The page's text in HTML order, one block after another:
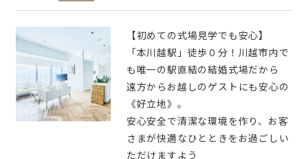
【初めての式場見学でも安心】
「本川越駅」徒歩０分！川越市内で
も唯一の駅直結の結婚式場だから
遠方からお越しのゲストにも安心の
《好立地》。
安心安全で清潔な環境を作り、お客
さまが快適なひとときをお過ごしい
ただけますよう